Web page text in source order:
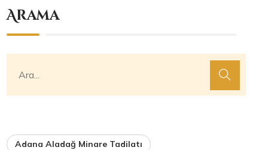
Arama
Adana Aladağ Minare Tadilatı